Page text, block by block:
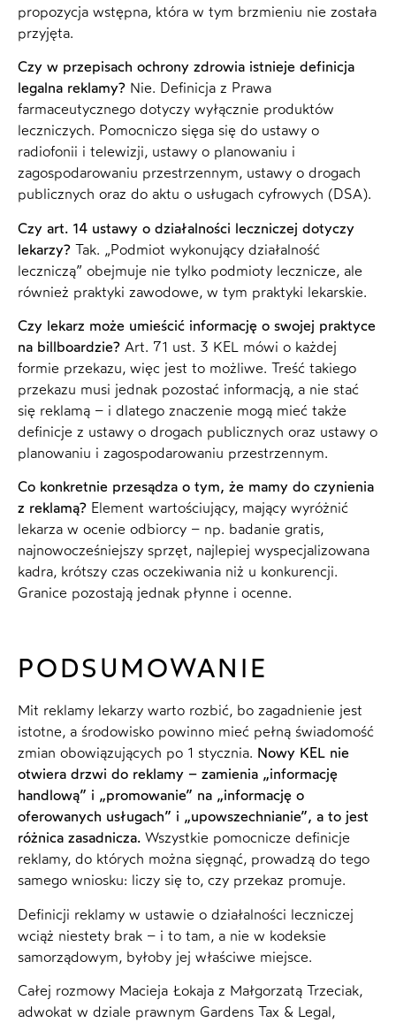
propozycja wstępna, która w tym brzmieniu nie została
przyjęta.
Czy w przepisach ochrony zdrowia istnieje definicja
legalna reklamy? Nie. Definicja z Prawa
farmaceutycznego dotyczy wyłącznie produktów
leczniczych. Pomocniczo sięga się do ustawy o
radiofonii i telewizji, ustawy o planowaniu i
zagospodarowaniu przestrzennym, ustawy o drogach
publicznych oraz do aktu o usługach cyfrowych (DSA).
Czy art. 14 ustawy o działalności leczniczej dotyczy
lekarzy? Tak. „Podmiot wykonujący działalność
leczniczą” obejmuje nie tylko podmioty lecznicze, ale
również praktyki zawodowe, w tym praktyki lekarskie.
Czy lekarz może umieścić informację o swojej praktyce
na billboardzie? Art. 71 ust. 3 KEL mówi o każdej
formie przekazu, więc jest to możliwe. Treść takiego
przekazu musi jednak pozostać informacją, a nie stać
się reklamą – i dlatego znaczenie mogą mieć także
definicje z ustawy o drogach publicznych oraz ustawy o
planowaniu i zagospodarowaniu przestrzennym.
Co konkretnie przesądza o tym, że mamy do czynienia
z reklamą? Element wartościujący, mający wyróżnić
lekarza w ocenie odbiorcy – np. badanie gratis,
najnowocześniejszy sprzęt, najlepiej wyspecjalizowana
kadra, krótszy czas oczekiwania niż u konkurencji.
Granice pozostają jednak płynne i ocenne.
PODSUMOWANIE
Mit reklamy lekarzy warto rozbić, bo zagadnienie jest
istotne, a środowisko powinno mieć pełną świadomość
zmian obowiązujących po 1 stycznia. Nowy KEL nie
otwiera drzwi do reklamy – zamienia „informację
handlową” i „promowanie” na „informację o
oferowanych usługach” i „upowszechnianie”, a to jest
różnica zasadnicza. Wszystkie pomocnicze definicje
reklamy, do których można sięgnąć, prowadzą do tego
samego wniosku: liczy się to, czy przekaz promuje.
Definicji reklamy w ustawie o działalności leczniczej
wciąż niestety brak – i to tam, a nie w kodeksie
samorządowym, byłoby jej właściwe miejsce.
Całej rozmowy Macieja Łokaja z Małgorzatą Trzeciak,
adwokat w dziale prawnym Gardens Tax & Legal,